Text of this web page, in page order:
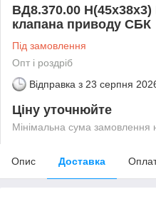
ВД8.370.00
клапана приводу СБК
Під замовлення
Опт і роздріб
Відправка з 23 серпня
Ціну уточнюйте
Мінімальна сума замовлення
Опис Доставка